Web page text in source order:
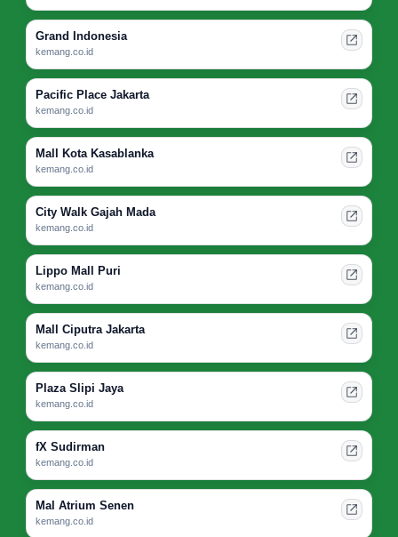
Grand Indonesia
kemang.co.id
Pacific Place Jakarta
kemang.co.id
Mall Kota Kasablanka
kemang.co.id
City Walk Gajah Mada
kemang.co.id
Lippo Mall Puri
kemang.co.id
Mall Ciputra Jakarta
kemang.co.id
Plaza Slipi Jaya
kemang.co.id
fX Sudirman
kemang.co.id
Mal Atrium Senen
kemang.co.id